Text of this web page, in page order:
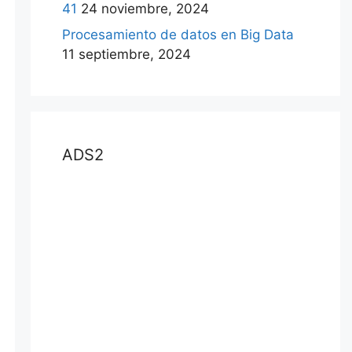
41 24 noviembre, 2024
Procesamiento de datos en Big Data
11 septiembre, 2024
ADS2